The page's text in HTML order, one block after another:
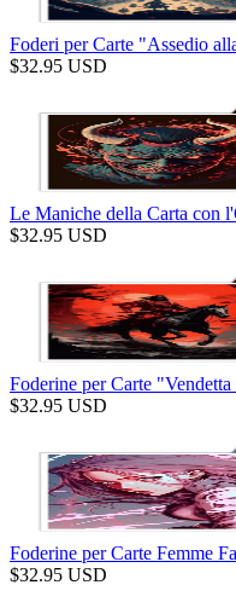
Foderi per Carte "Assedio
$32.95 USD
Le Maniche della Carta con
$32.95 USD
Foderine per Carte
$32.95 USD
Foderine per Carte Femme
$32.95 USD